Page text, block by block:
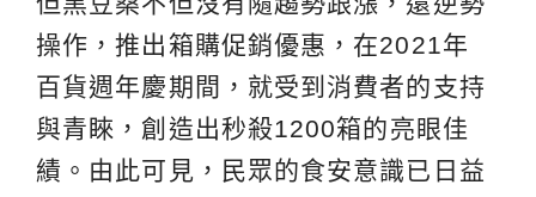
操作，推出箱購促銷優惠，在2021年
百貨週年慶期間，就受到消費者的支持
與青睞，創造出秒殺1200箱的亮眼佳
績。由此可見，民眾的食安意識已日益